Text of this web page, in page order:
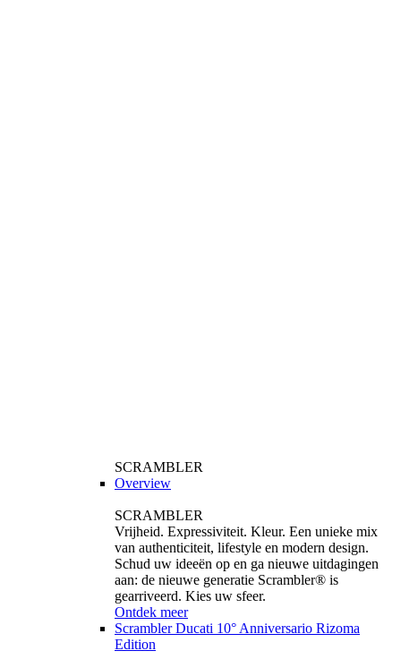
SCRAMBLER
Overview
SCRAMBLER
Vrijheid. Expressiviteit. Kleur. Een unieke mix
van authenticiteit, lifestyle en modern design.
Schud uw ideeën op en ga nieuwe uitdagingen
aan: de nieuwe generatie Scrambler® is
gearriveerd. Kies uw sfeer.
Ontdek meer
Scrambler Ducati 10° Anniversario Rizoma
Edition